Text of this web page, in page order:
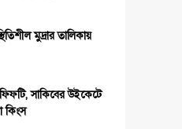
মুদ্রার তালিকায়
সাকিবের উইকেটে
কিংস